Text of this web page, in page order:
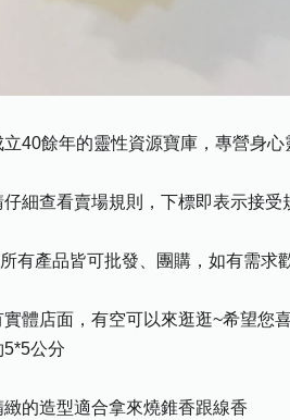
立40餘年的靈性資源寶庫，專營身
仔細查看賣場規則，下標即表示接受
有產品皆可批發、團購，如有需求
實體店面，有空可以來逛逛~希望您
5*5公分
緻的造型適合拿來燒錐香跟線香